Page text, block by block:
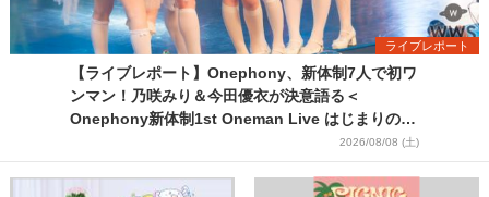
ライブレポート
【ライブレポート】Onephony、新体制7人で初ワ
ンマン！乃咲みり＆今田優衣が決意語る＜
Onephony新体制1st Oneman Live はじまりの夏
2026/08/08 (土)